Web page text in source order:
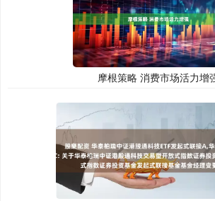
摩根策略 消费市场活力增